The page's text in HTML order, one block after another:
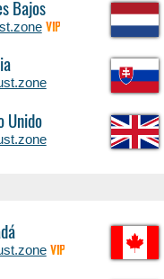
Bajos
VIP
Unido
VIP